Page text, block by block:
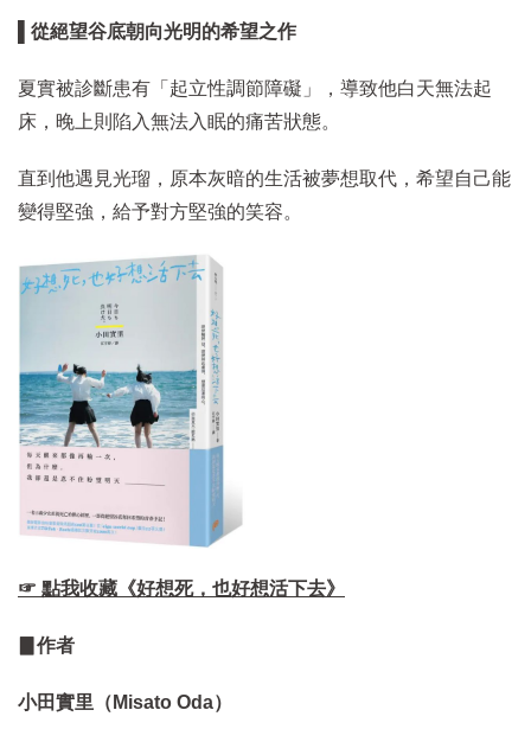
▌從絕望谷底朝向光明的希望之作
夏實被診斷患有「起立性調節障礙」，導致他白天無法起
床，晚上則陷入無法入眠的痛苦狀態。
直到他遇見光瑠，原本灰暗的生活被夢想取代，希望自己能
變得堅強，給予對方堅強的笑容。
☞ 點我收藏《好想死，也好想活下去》
▊作者
小田實里（Misato Oda）